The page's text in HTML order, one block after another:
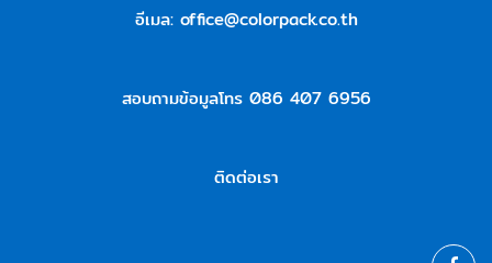
อีเมล: office@colorpack.co.th
สอบถามข้อมูลโทร 086 407 6956
ติดต่อเรา